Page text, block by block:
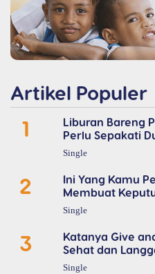
Artikel Populer
1
Liburan Bareng
Perlu Sepakati
Single
2
Ini Yang Kamu
Membuat
Single
3
Katanya Give
Sehat dan
Single